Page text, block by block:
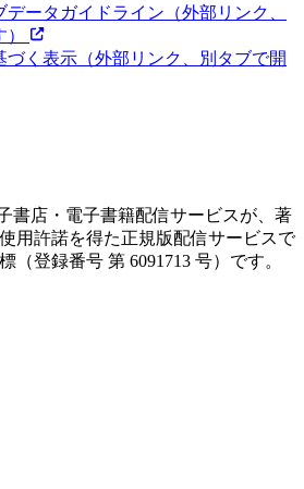
データガイドライン （外部リンク、
づく表示 （外部リンク、別タブで開
書店・電子書籍配信サービスが、著
用許諾を得た正規版配信サービスで
（登録番号 第 6091713 号）です。